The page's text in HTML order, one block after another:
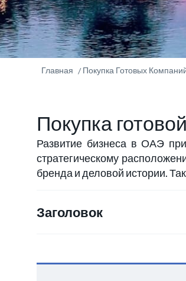
Главная Покупка Готовых
Покупка
Развитие бизнеса в ОАЭ
стратегическому
бренда и деловой истории.
Заголовок